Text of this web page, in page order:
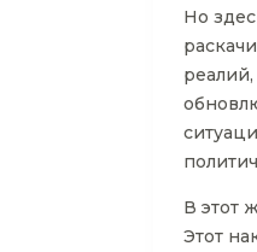
Но
В этот
Этот